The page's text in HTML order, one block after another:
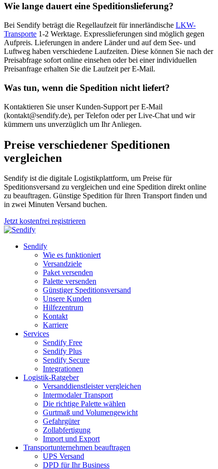
Wie lange dauert eine Speditionslieferung?
Bei Sendify beträgt die Regellaufzeit für innerländische LKW-
Transporte 1-2 Werktage. Expresslieferungen sind möglich gegen
Aufpreis. Lieferungen in andere Länder und auf dem See- und
Luftweg haben verschiedene Laufzeiten. Diese können Sie nach der
Preisabfrage sofort online einsehen oder bei einer individuellen
Preisanfrage erhalten Sie die Laufzeit per E-Mail.
Was tun, wenn die Spedition nicht liefert?
Kontaktieren Sie unser Kunden-Support per E-Mail
(kontakt@sendify.de), per Telefon oder per Live-Chat und wir
kümmern uns unverzüglich um Ihr Anliegen.
Preise verschiedener Speditionen
vergleichen
Sendify ist die digitale Logistikplattform, um Preise für
Speditionsversand zu vergleichen und eine Spedition direkt online
zu beauftragen. Günstige Spedition für Ihren Transport finden und
in zwei Minuten Versand buchen.
Jetzt kostenfrei registrieren
Sendify
Wie es funktioniert
Versandziele
Paket versenden
Palette versenden
Günstiger Speditionsversand
Unsere Kunden
Hilfezentrum
Kontakt
Karriere
Services
Sendify Free
Sendify Plus
Sendify Secure
Integrationen
Logistik-Ratgeber
Versanddienstleister vergleichen
Intermodaler Transport
Die richtige Palette wählen
Gurtmaß und Volumengewicht
Gefahrgüter
Zollabfertigung
Import und Export
Transportunternehmen beauftragen
UPS Versand
DPD für Ihr Business